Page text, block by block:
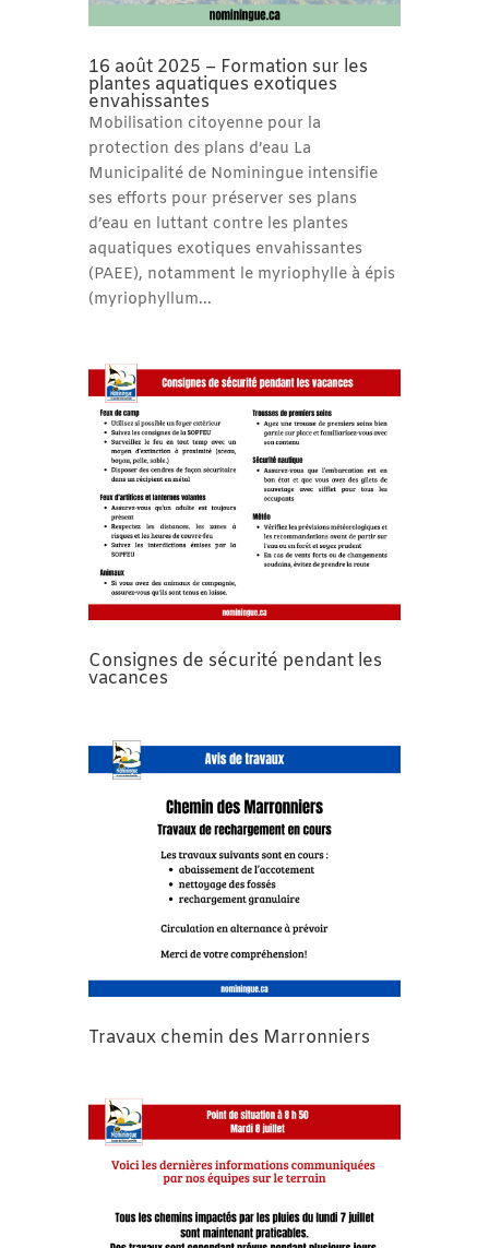
16 août 2025 – Formation sur les
plantes aquatiques exotiques
envahissantes
Mobilisation citoyenne pour la
protection des plans d’eau La
Municipalité de Nominingue intensifie
ses efforts pour préserver ses plans
d’eau en luttant contre les plantes
aquatiques exotiques envahissantes
(PAEE), notamment le myriophylle à épis
(myriophyllum...
Consignes de sécurité pendant les
vacances
Travaux chemin des Marronniers